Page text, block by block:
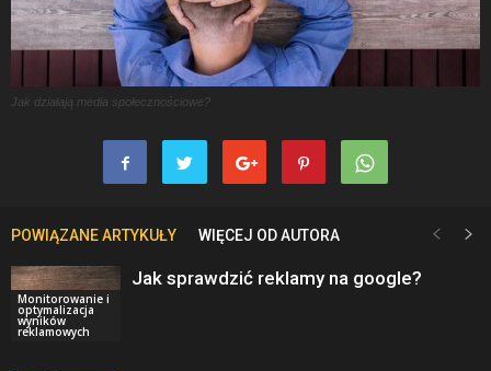
Jak działają media społecznościowe?
POWIĄZANE ARTYKUŁY WIĘCEJ OD AUTORA
Monitorowanie i
optymalizacja
wyników
reklamowych
Jak sprawdzić reklamy na google?